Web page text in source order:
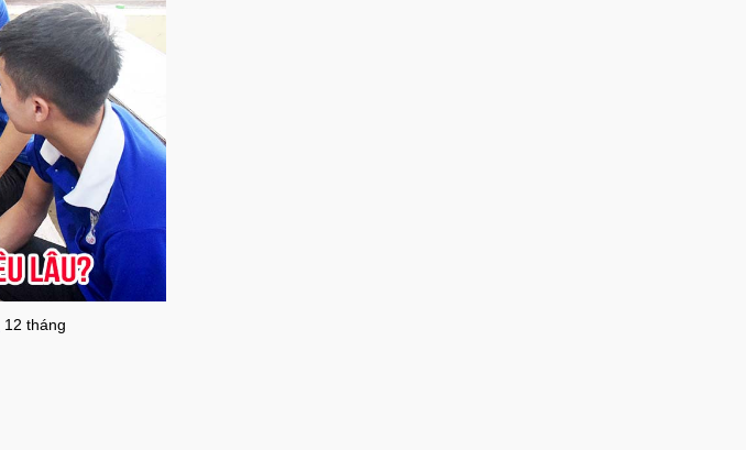
12 tháng